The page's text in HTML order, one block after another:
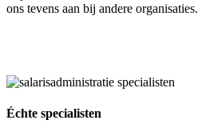
ons tevens aan bij andere organisaties.
Échte specialisten